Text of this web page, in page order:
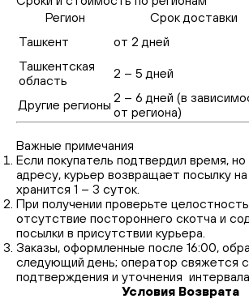
Регион
Срок доставки
Ташкент
от 2 дней
Ташкентская
область
2 – 5 дней
Другие регионы 2 – 6 дней (в
от региона)
Важные примечания
Если покупатель подтвердил время,
адресу, курьер возвращает посылку на
хранится 1 – 3 суток.
При получении проверьте целостность
отсутствие постороннего скотча и
посылки в присутствии курьера.
Заказы, оформленные после 16:00,
следующий день; оператор свяжется
подтверждения и уточнения
Условия Возврата